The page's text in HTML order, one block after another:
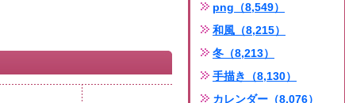
png（8,549）
和風（8,215）
冬（8,213）
手描き（8,130）
カレンダー（8,076）